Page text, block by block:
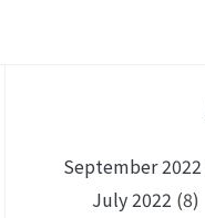
September 2022
July 2022 (8)